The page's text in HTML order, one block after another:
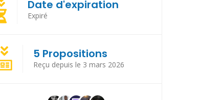
Date d'expiration
Expiré
5 Propositions
Reçu depuis le 3 mars 2026